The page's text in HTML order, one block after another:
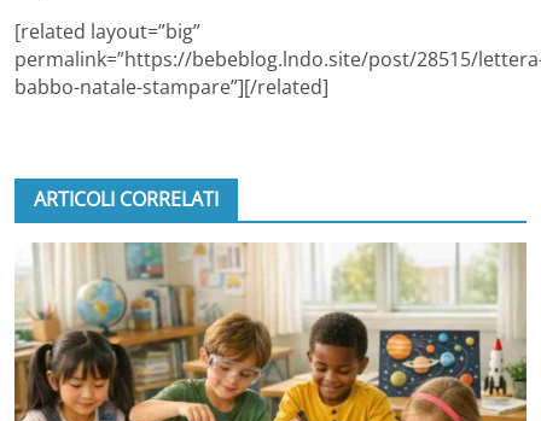
[related layout=”big”
permalink=”https://bebeblog.lndo.site/post/28515/
babbo-natale-stampare”][/related]
ARTICOLI CORRELATI